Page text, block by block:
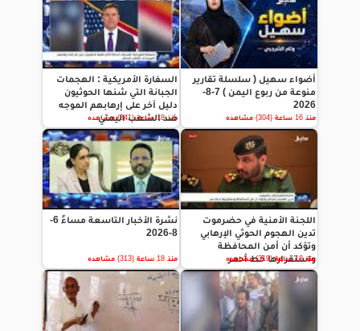
أضواء سهيل ( سلسلة تقارير
منوعة من ربوع اليمن ) 7-8-
2026
منذ 16 ساعة (304) مشاهده
السفارة الأمريكية : الهجمات
الجبانة التي شنها الحوثيون
دليل آخر على إرهابهم الموجه
ضد الشعب اليمني
منذ 18 ساعة (341) مشاهده
اللجنة الأمنية في حضرموت
تدين الهجوم الحوثي الإرهابي
وتؤكد أن أمن المحافظة
واستقرارها خط أحمر
منذ 18 ساعة (319) مشاهده
نشرة الأخبار التاسعة مساءً 6-
8-2026
منذ 18 ساعة (313) مشاهده